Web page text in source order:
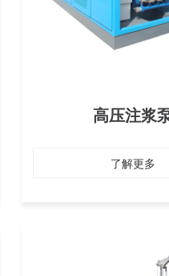
高压注浆
了解更多